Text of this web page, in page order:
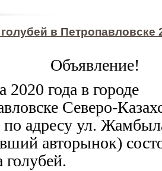
в Петропавловске
Объявление!
2020 года в городе
Северо-
по адресу ул.
авторынок)
голубей.